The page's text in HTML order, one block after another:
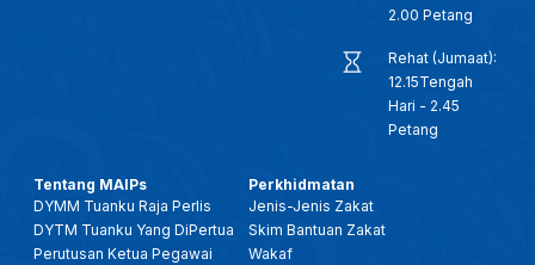
2.00 Petang
Rehat (Jumaat):
12.15Tengah
Hari - 2.45
Petang
Tentang MAIPs
DYMM Tuanku Raja Perlis
DYTM Tuanku Yang DiPertua
Perutusan Ketua Pegawai
Perkhidmatan
Jenis-Jenis Zakat
Skim Bantuan Zakat
Wakaf